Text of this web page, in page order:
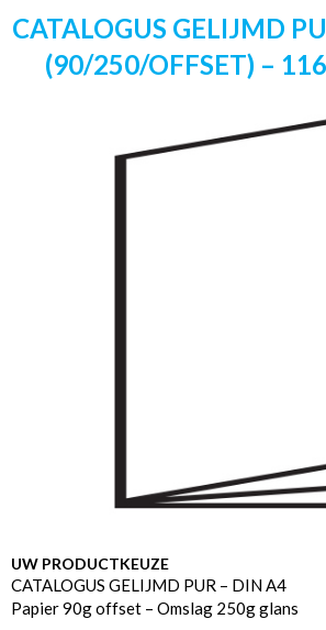
CATALOGUS GELIJMD
(90/250/OFFSET) – 116
UW PRODUCTKEUZE
CATALOGUS GELIJMD PUR – DIN A4
Papier 90g offset – Omslag 250g glans